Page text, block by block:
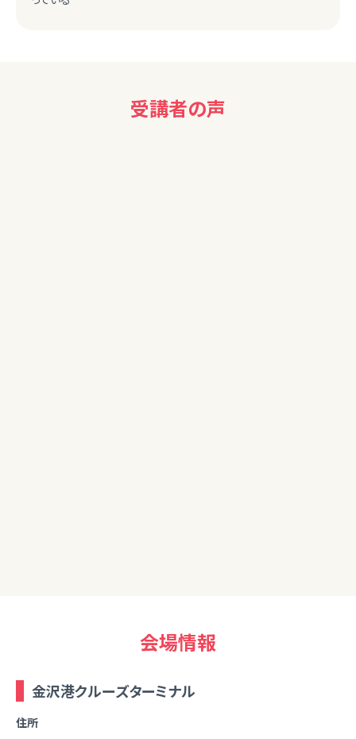
受講者の声
会場情報
金沢港クルーズターミナル
住所